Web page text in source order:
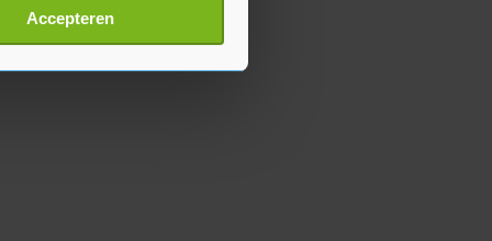
detailgedeelte
Accepteren